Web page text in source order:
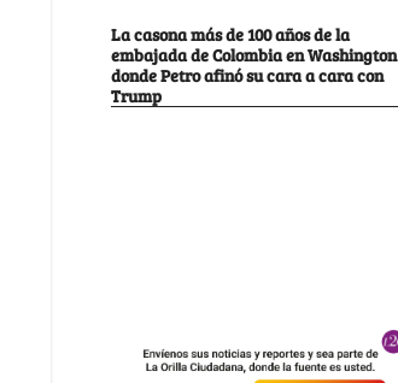
La casona más de 100 años de la
embajada de Colombia en Washington
donde Petro afinó su cara a cara con
Trump